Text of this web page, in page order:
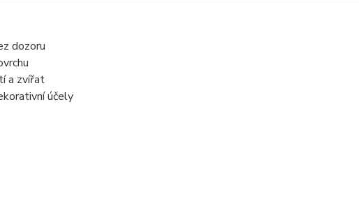
dozoru
a zvířat
účely